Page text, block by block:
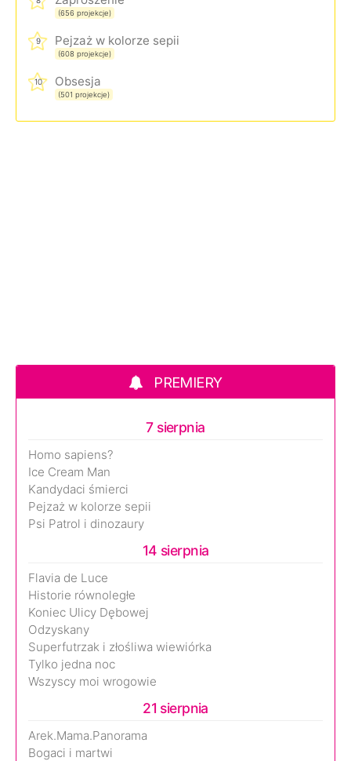
(656 projekcje)
9 Pejzaż w kolorze sepii
(608 projekcje)
10 Obsesja
(501 projekcje)
PREMIERY
7 sierpnia
Homo sapiens?
Ice Cream Man
Kandydaci śmierci
Pejzaż w kolorze sepii
Psi Patrol i dinozaury
14 sierpnia
Flavia de Luce
Historie równoległe
Koniec Ulicy Dębowej
Odzyskany
Superfutrzak i złośliwa wiewiórka
Tylko jedna noc
Wszyscy moi wrogowie
21 sierpnia
Arek.Mama.Panorama
Bogaci i martwi